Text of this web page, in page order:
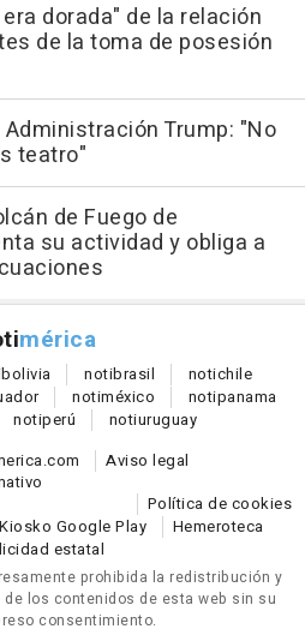
dorada" de la relación
de la toma de posesión
Trump: "No
teatro"
de Fuego de
su actividad y obliga a
mérica
bolivia notibrasil notichile
notiméxico notipanama
notiperú notiuruguay
Aviso legal
Política de cookies
Kiosko Google Play
Hemeroteca
estatal
prohibida la redistribución y
los contenidos de esta web sin su
consentimiento.